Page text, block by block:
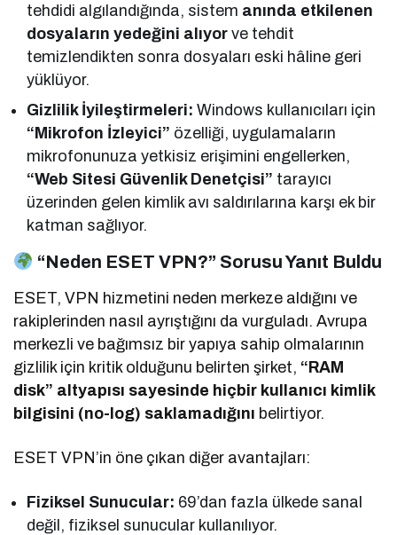
tehdidi algılandığında, sistem anında etkilenen
dosyaların yedeğini alıyor ve tehdit
temizlendikten sonra dosyaları eski hâline geri
yüklüyor.
Gizlilik İyileştirmeleri: Windows kullanıcıları için
“Mikrofon İzleyici” özelliği, uygulamaların
mikrofonunuza yetkisiz erişimini engellerken,
“Web Sitesi Güvenlik Denetçisi” tarayıcı
üzerinden gelen kimlik avı saldırılarına karşı ek bir
katman sağlıyor.
“Neden ESET VPN?” Sorusu Yanıt Buldu
ESET, VPN hizmetini neden merkeze aldığını ve
rakiplerinden nasıl ayrıştığını da vurguladı. Avrupa
merkezli ve bağımsız bir yapıya sahip olmalarının
gizlilik için kritik olduğunu belirten şirket, “RAM
disk” altyapısı sayesinde hiçbir kullanıcı kimlik
bilgisini (no-log) saklamadığını belirtiyor.
ESET VPN’in öne çıkan diğer avantajları:
Fiziksel Sunucular: 69’dan fazla ülkede sanal
değil, fiziksel sunucular kullanılıyor.